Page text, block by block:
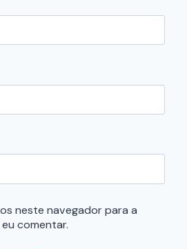
neste navegador para a
comentar.